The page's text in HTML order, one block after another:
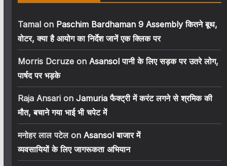
Tamalon Paschim Bardhaman 9 Assembly कितने बूथ,
वोटर, क्या है आयोग का निर्देश जानें एक क्लिक पर
Morris Dcruzeon Asansol पानी के लिए सड़क पर उतरे लोग,
पार्षद पर भड़के
Raja Ansarion Jamuria फैक्ट्री में करंट लगने से श्रमिक की
मौत, बचाने गया भाई भी चपेट में
मनोहर लाल पटेलon Asansol बाजार में
व्यवसायियों के लिए जागरूकता अभियान